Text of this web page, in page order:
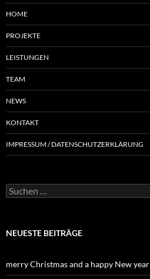
HOME
PROJEKTE
LEISTUNGEN
TEAM
NEWS
KONTAKT
IMPRESSUM / DATENSCHUTZERKLÄRUNG
NEUESTE BEITRÄGE
merry Christmas and a happy New year